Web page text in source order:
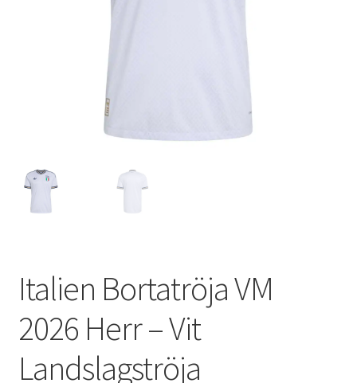
Italien Bortatröja VM
2026 Herr – Vit
Landslagströja